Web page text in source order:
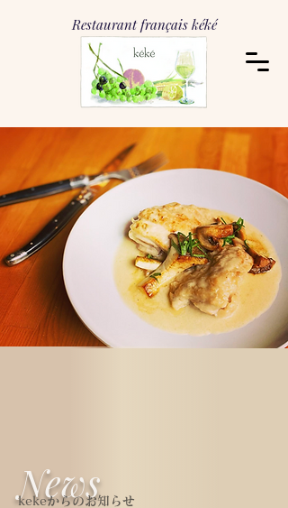
Restaurant français kéké
News
kekeからのお知らせ